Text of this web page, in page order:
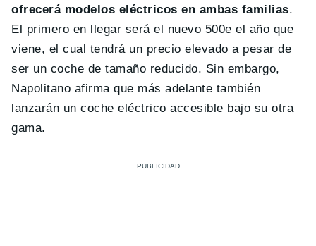
ofrecerá modelos eléctricos en ambas familias.
El primero en llegar será el nuevo 500e el año que
viene, el cual tendrá un precio elevado a pesar de
ser un coche de tamaño reducido. Sin embargo,
Napolitano afirma que más adelante también
lanzarán un coche eléctrico accesible bajo su otra
gama.